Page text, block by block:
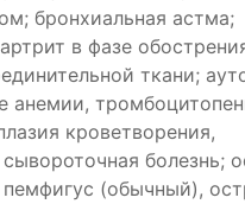
бронхиальная астма;
в фазе
ткани;
анемии,
кроветворения,
сывороточная болезнь;
(обычный),